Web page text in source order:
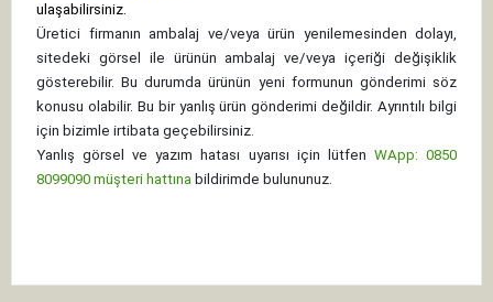
ulaşabilirsiniz.
Üretici firmanın ambalaj ve/veya ürün yenilemesinden dolayı,
sitedeki görsel ile ürünün ambalaj ve/veya içeriği değişiklik
gösterebilir. Bu durumda ürünün yeni formunun gönderimi söz
konusu olabilir. Bu bir yanlış ürün gönderimi değildir. Ayrıntılı bilgi
için bizimle irtibata geçebilirsiniz.
Yanlış görsel ve yazım hatası uyarısı için lütfen WApp: 0850
8099090 müşteri hattına bildirimde bulununuz.